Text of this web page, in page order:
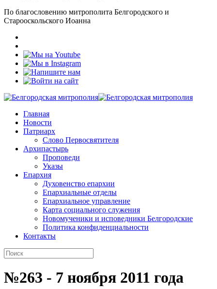
По благословению митрополита Белгородского и
Старооскольского Иоанна
Главная
Новости
Патриарх
Слово Первосвятителя
Архипастырь
Проповеди
Указы
Епархия
Духовенство епархии
Епархиальные отделы
Епархиальное управление
Карта социального служения
Новомученики и исповедники Белгородские
Политика конфиденциальности
Контакты
№263 - 7 ноября 2011 года